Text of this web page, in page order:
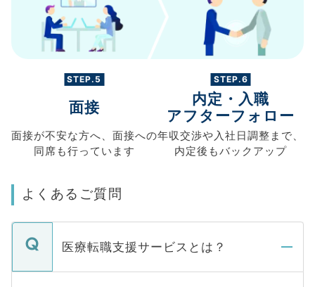
STEP.5
面接
面接が不安な方へ、 面接への
同席も行っています
STEP.6
内定・入職
アフターフォロー
年収交渉や入社日調整まで、
内定後もバックアップ
よくあるご質問
医療転職支援サービスとは？